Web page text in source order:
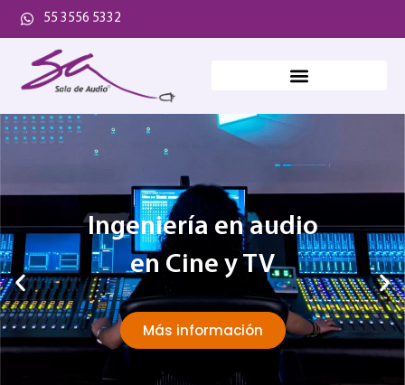
55 3556 5332
Ingeniería en audio
en Cine y TV
Más información